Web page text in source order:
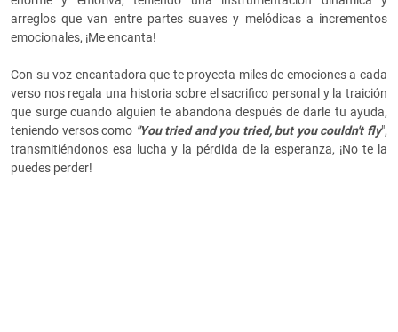
arreglos que van entre partes suaves y melódicas a incrementos
emocionales, ¡Me encanta!
Con su voz encantadora que te proyecta miles de emociones a cada
verso nos regala una historia sobre el sacrifico personal y la traición
que surge cuando alguien te abandona después de darle tu ayuda,
teniendo versos como "You tried and you tried, but you couldn't fly",
transmitiéndonos esa lucha y la pérdida de la esperanza, ¡No te la
puedes perder!